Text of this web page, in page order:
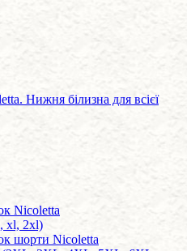
Нижня білизна для всієї
Nicoletta
xl, 2xl)
шорти Nicoletta